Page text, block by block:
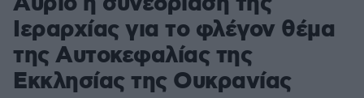
Ιεραρχίας για το φλέγον θέμα
της Αυτοκεφαλίας της
Εκκλησίας της Ουκρανίας